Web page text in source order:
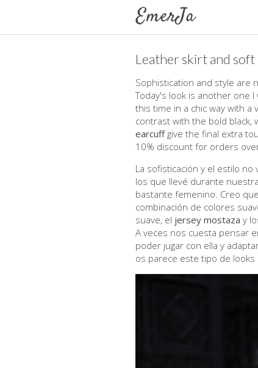
Leather skirt and soft
Sophistication and style are
Today's look is another one
this time in a chic way with
contrast with the bold black,
earcuff give the final extra
10% discount for orders
La sofisticación y el estilo
los que llevé durante nuestra
bastante femenino. Creo
combinación de colores
suave, el jersey mostaza y
A veces nos cuesta pensar
poder jugar con ella y
os parece este tipo de